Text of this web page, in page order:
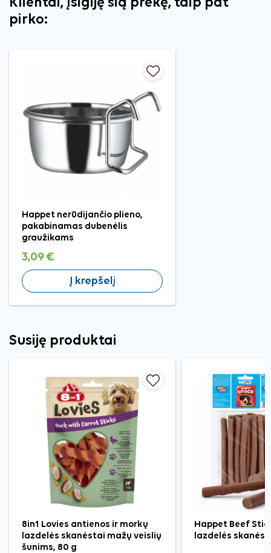
pirko:
Happet nerūdijančio plieno,
pakabinamas dubenėlis
graužikams
3,09 €
Į krepšelį
Susiję produktai
8in1 Lovies antienos ir morkų
lazdelės skanėstai mažų veislių
šunims, 80 g
Happet Beef
lazdelės